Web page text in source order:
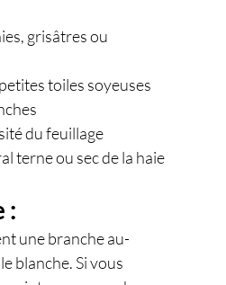
grisâtres ou
toiles soyeuses
du feuillage
terne ou sec de la haie
:
une branche au-
blanche. Si vous